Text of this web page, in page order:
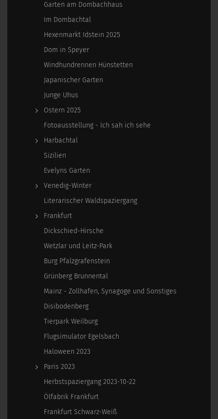
Garten am Dombachhaus
Im Dombachtal
Hexenmarkt Idstein 2025
Dom in Speyer
Windhundrennen Hünstetten
Japanischer Garten
Junge Uhus
Ostern 2025
Fotoausstellung - Ich sah ich sehe
Harbachtal
Sizilien
Evelyns Garten
Venedig-Winter
Literarischer Waldspaziergang
Frankfurt
Dickschied-Hirsche
Wetzlar und Leitz-Park
Burg Pfalzgrafenstein
Grünberg Brunnental
Mainz - Zollhafen, Synagoge und Sonstiges
Disibodenberg
Tierpark Weilburg
Flugsimulator Egelsbach
Haloween 2023
Paris 2023
Herbstspaziergang 2023-10-22
Ölfabrik Frankfurt
Frankfurt Schwarz-Weiß